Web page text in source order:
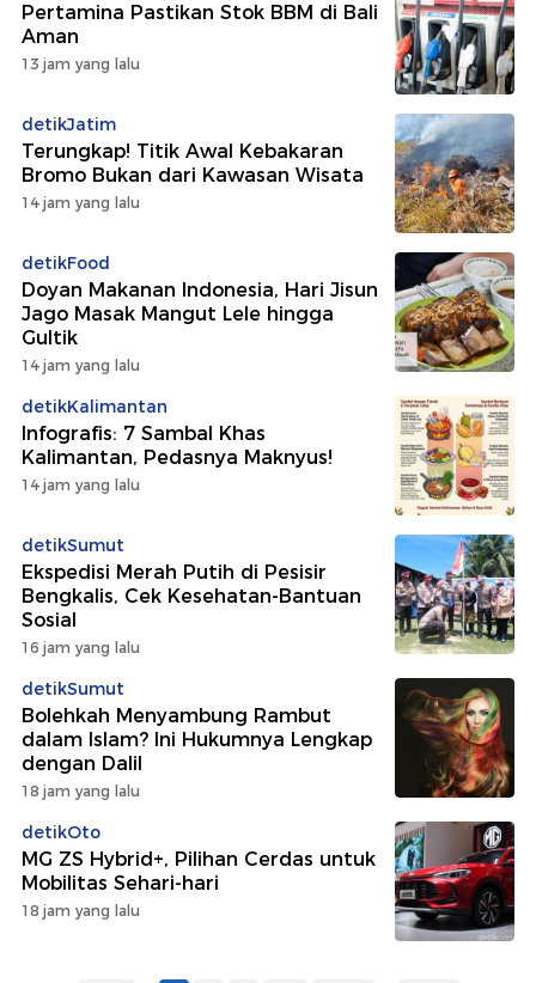
Pertamina Pastikan Stok BBM di Bali
Aman
13 jam yang lalu
detikJatim
Terungkap! Titik Awal Kebakaran
Bromo Bukan dari Kawasan Wisata
14 jam yang lalu
detikFood
Doyan Makanan Indonesia, Hari Jisun
Jago Masak Mangut Lele hingga
Gultik
14 jam yang lalu
detikKalimantan
Infografis: 7 Sambal Khas
Kalimantan, Pedasnya Maknyus!
14 jam yang lalu
detikSumut
Ekspedisi Merah Putih di Pesisir
Bengkalis, Cek Kesehatan-Bantuan
Sosial
16 jam yang lalu
detikSumut
Bolehkah Menyambung Rambut
dalam Islam? Ini Hukumnya Lengkap
dengan Dalil
18 jam yang lalu
detikOto
MG ZS Hybrid+, Pilihan Cerdas untuk
Mobilitas Sehari-hari
18 jam yang lalu